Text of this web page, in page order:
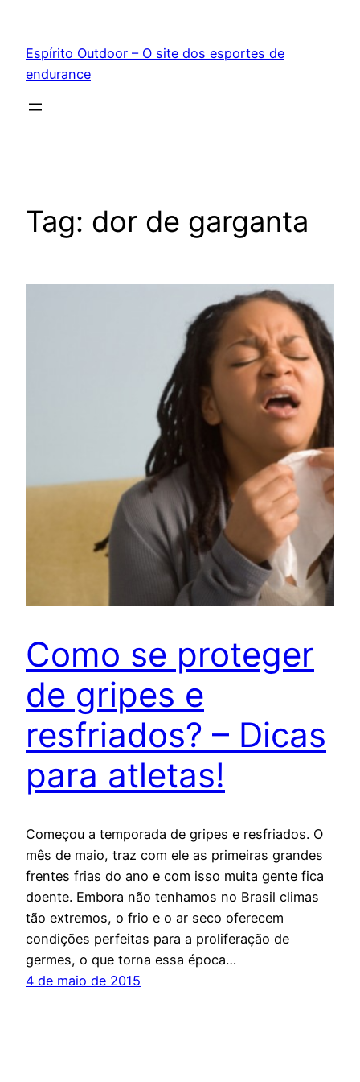
conteúdo
Espírito Outdoor – O site dos esportes de
endurance
Tag: dor de garganta
Como se proteger
de gripes e
resfriados? – Dicas
para atletas!
Começou a temporada de gripes e resfriados. O
mês de maio, traz com ele as primeiras grandes
frentes frias do ano e com isso muita gente fica
doente. Embora não tenhamos no Brasil climas
tão extremos, o frio e o ar seco oferecem
condições perfeitas para a proliferação de
germes, o que torna essa época…
4 de maio de 2015